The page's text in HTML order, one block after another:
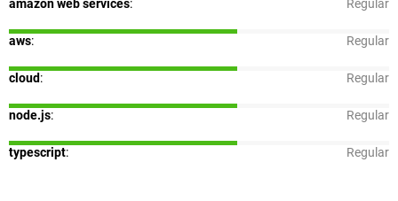
amazon web services: Regular
aws: Regular
cloud: Regular
node.js: Regular
typescript: Regular